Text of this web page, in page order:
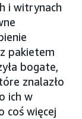
i witrynach
pakietem
bogate,
znalazło
ich w
coś więcej